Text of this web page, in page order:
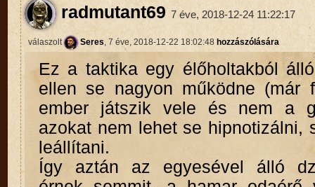
radmutant69 7 éve, 2018-12-24 11:22:17
válaszolt Seres, 7 éve, 2018-12-22 18:02:48 hozzászólására
Ez a taktika egy élőholtakból
ellen se nagyon működne (már
ember játszik vele és nem a
azokat nem lehet se hipnotizálni,
leállítani.
Így aztán az egyesével álló